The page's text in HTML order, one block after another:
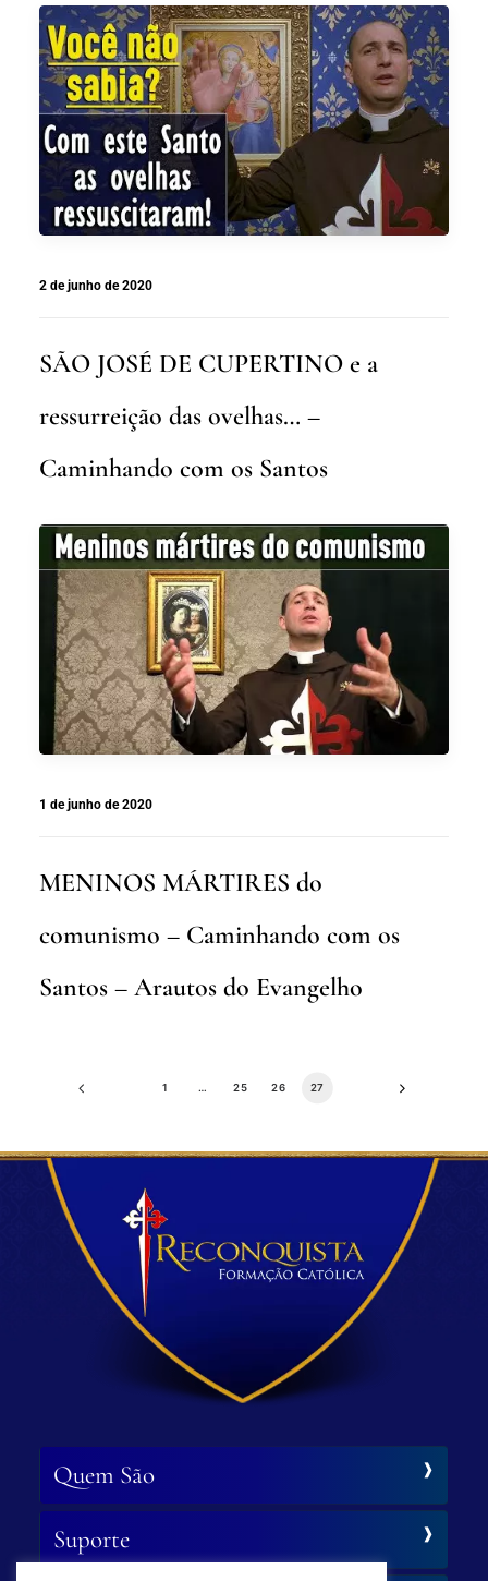
2 de junho de 2020
SÃO JOSÉ DE CUPERTINO e a
ressurreição das ovelhas… –
Caminhando com os Santos
1 de junho de 2020
MENINOS MÁRTIRES do
comunismo – Caminhando com os
Santos – Arautos do Evangelho
1 … 25 26 27
Quem São
Suporte